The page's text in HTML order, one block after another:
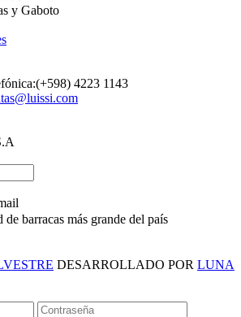
y Gaboto
4223 1143
de barracas más grande del país
DESARROLLADO POR LUNA